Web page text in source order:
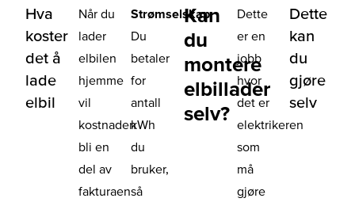
Hva
koster
det å
lade
elbil
Når du
lader
elbilen
hjemme
vil
kostnaden
bli en
del av
fakturaen
Strømselskap:
Du
betaler
for
antall
kWh
du
bruker,
så
Kan
du
montere
elbillader
selv?
Dette
er en
jobb
hvor
det er
elektrikeren
som
må
gjøre
Dette
kan
du
gjøre
selv